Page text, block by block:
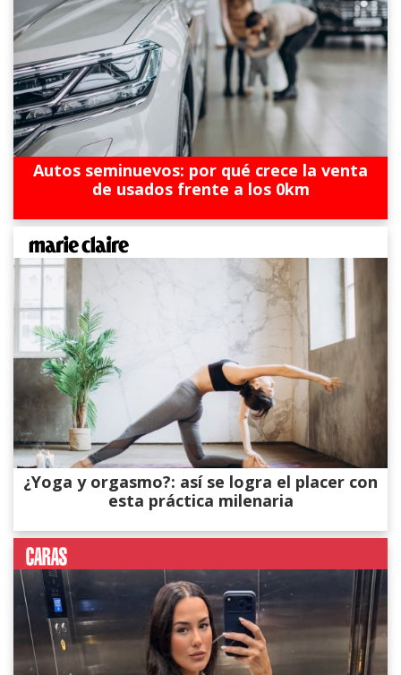
Autos seminuevos: por qué crece la venta
de usados frente a los 0km
¿Yoga y orgasmo?: así se logra el placer con
esta práctica milenaria